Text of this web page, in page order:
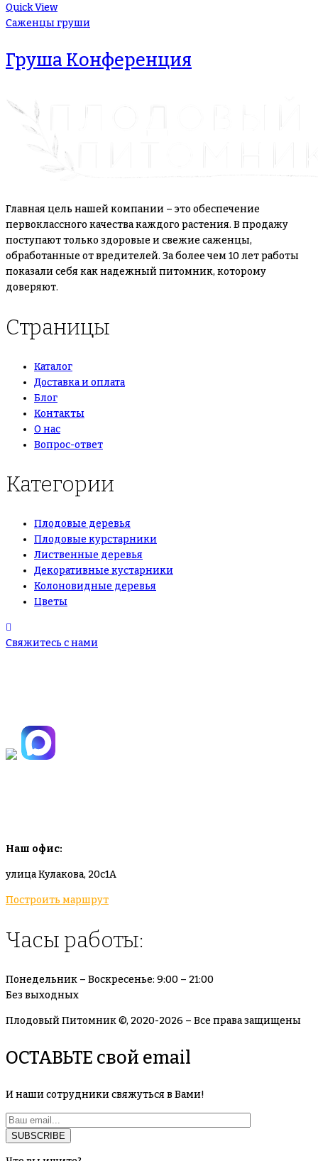
Quick View
Саженцы груши
Груша Конференция
Главная цель нашей компании – это обеспечение
первоклассного качества каждого растения. В продажу
поступают только здоровые и свежие саженцы,
обработанные от вредителей. За более чем 10 лет работы
показали себя как надежный питомник, которому
доверяют.
Страницы
Каталог
Доставка и оплата
Блог
Контакты
О нас
Вопрос-ответ
Категории
Плодовые деревья
Плодовые курстарники
Лиственные деревья
Декоративные кустарники
Колоновидные деревья
Цветы
Свяжитесь с нами
Наш офис:
улица Кулакова, 20с1А
Построить маршрут
Часы работы:
Понедельник – Воскресенье: 9:00 – 21:00
Без выходных
Плодовый Питомник ©, 2020-2026 – Все права защищены
ОСТАВЬТЕ свой email
И наши сотрудники свяжуться в Вами!